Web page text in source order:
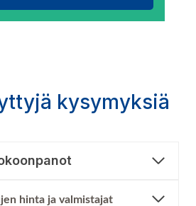
kysymyksiä
hinta ja valmistajat